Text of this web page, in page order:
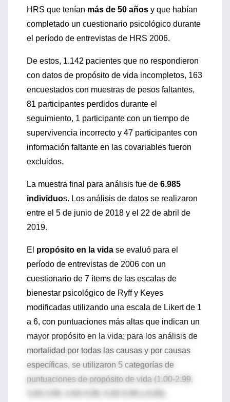
HRS que tenían más de 50 años y que habían
completado un cuestionario psicológico durante
el período de entrevistas de HRS 2006.
De estos, 1.142 pacientes que no respondieron
con datos de propósito de vida incompletos, 163
encuestados con muestras de pesos faltantes,
81 participantes perdidos durante el
seguimiento, 1 participante con un tiempo de
supervivencia incorrecto y 47 participantes con
información faltante en las covariables fueron
excluidos.
La muestra final para análisis fue de 6.985
individuos. Los análisis de datos se realizaron
entre el 5 de junio de 2018 y el 22 de abril de
2019.
El propósito en la vida se evaluó para el
período de entrevistas de 2006 con un
cuestionario de 7 ítems de las escalas de
bienestar psicológico de Ryff y Keyes
modificadas utilizando una escala de Likert de 1
a 6, con puntuaciones más altas que indican un
mayor propósito en la vida; para los análisis de
mortalidad por todas las causas y por causas
específicas, se utilizaron 5 categorías de
puntuaciones de propósito de vida (1.00-2.99,